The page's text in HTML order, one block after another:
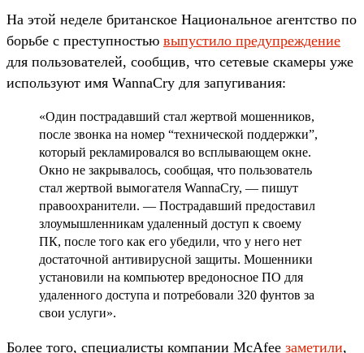
На этой неделе британское Национальное агентство по
борьбе с преступностью выпустило предупреждение
для пользователей, сообщив, что сетевые скамеры уже
используют имя WannaCry для запугивания:
«Один пострадавший стал жертвой мошенников,
после звонка на номер “технической поддержки”,
который рекламировался во всплывающем окне.
Окно не закрывалось, сообщая, что пользователь
стал жертвой вымогателя WannaCry, — пишут
правоохранители. — Пострадавший предоставил
злоумышленникам удаленный доступ к своему
ПК, после того как его убедили, что у него нет
достаточной антивирусной защиты. Мошенники
установили на компьютер вредоносное ПО для
удаленного доступа и потребовали 320 фунтов за
свои услуги».
Более того, специалисты компании McAfee заметили,